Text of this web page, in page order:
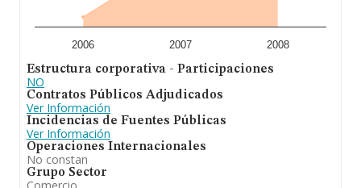
2006 2007 2008
Estructura corporativa - Participaciones
NO
Contratos Públicos Adjudicados
Ver Información
Incidencias de Fuentes Públicas
Ver Información
Operaciones Internacionales
No constan
Grupo Sector